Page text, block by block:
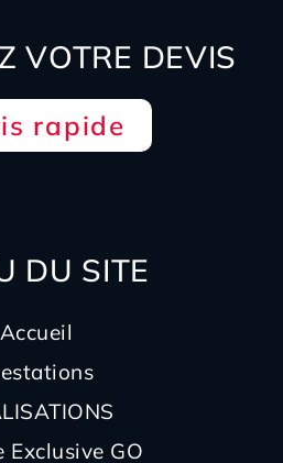
VOTRE DEVIS
rapide
DU SITE
Accueil
Exclusive GO